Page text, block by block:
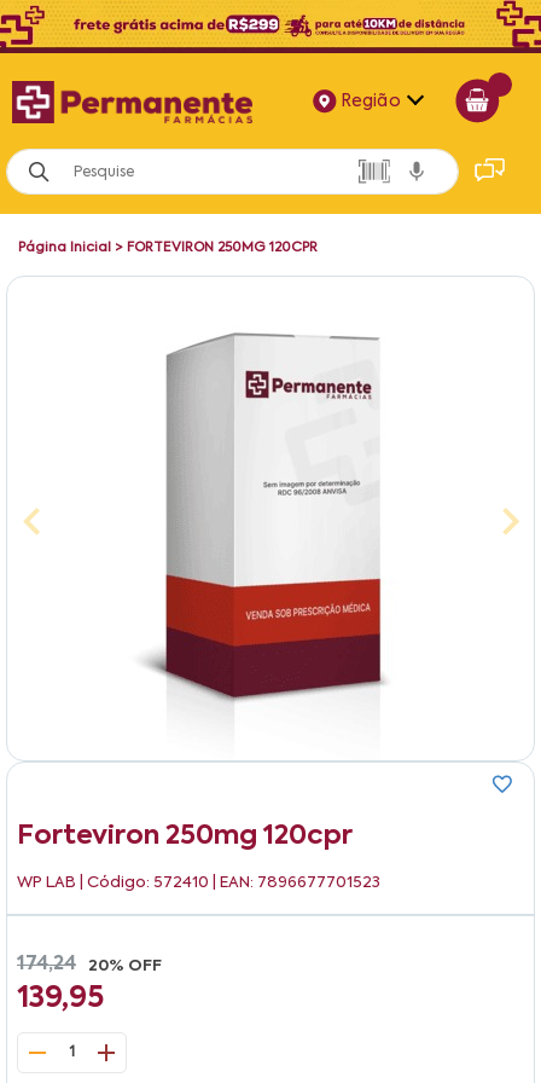
Região
Alagoas
Bahia
Página Inicial > FORTEVIRON 250MG 120CPR
Forteviron 250mg 120cpr
WP LAB | Código: 572410 | EAN: 7896677701523
174,24 20% OFF
139,95
1